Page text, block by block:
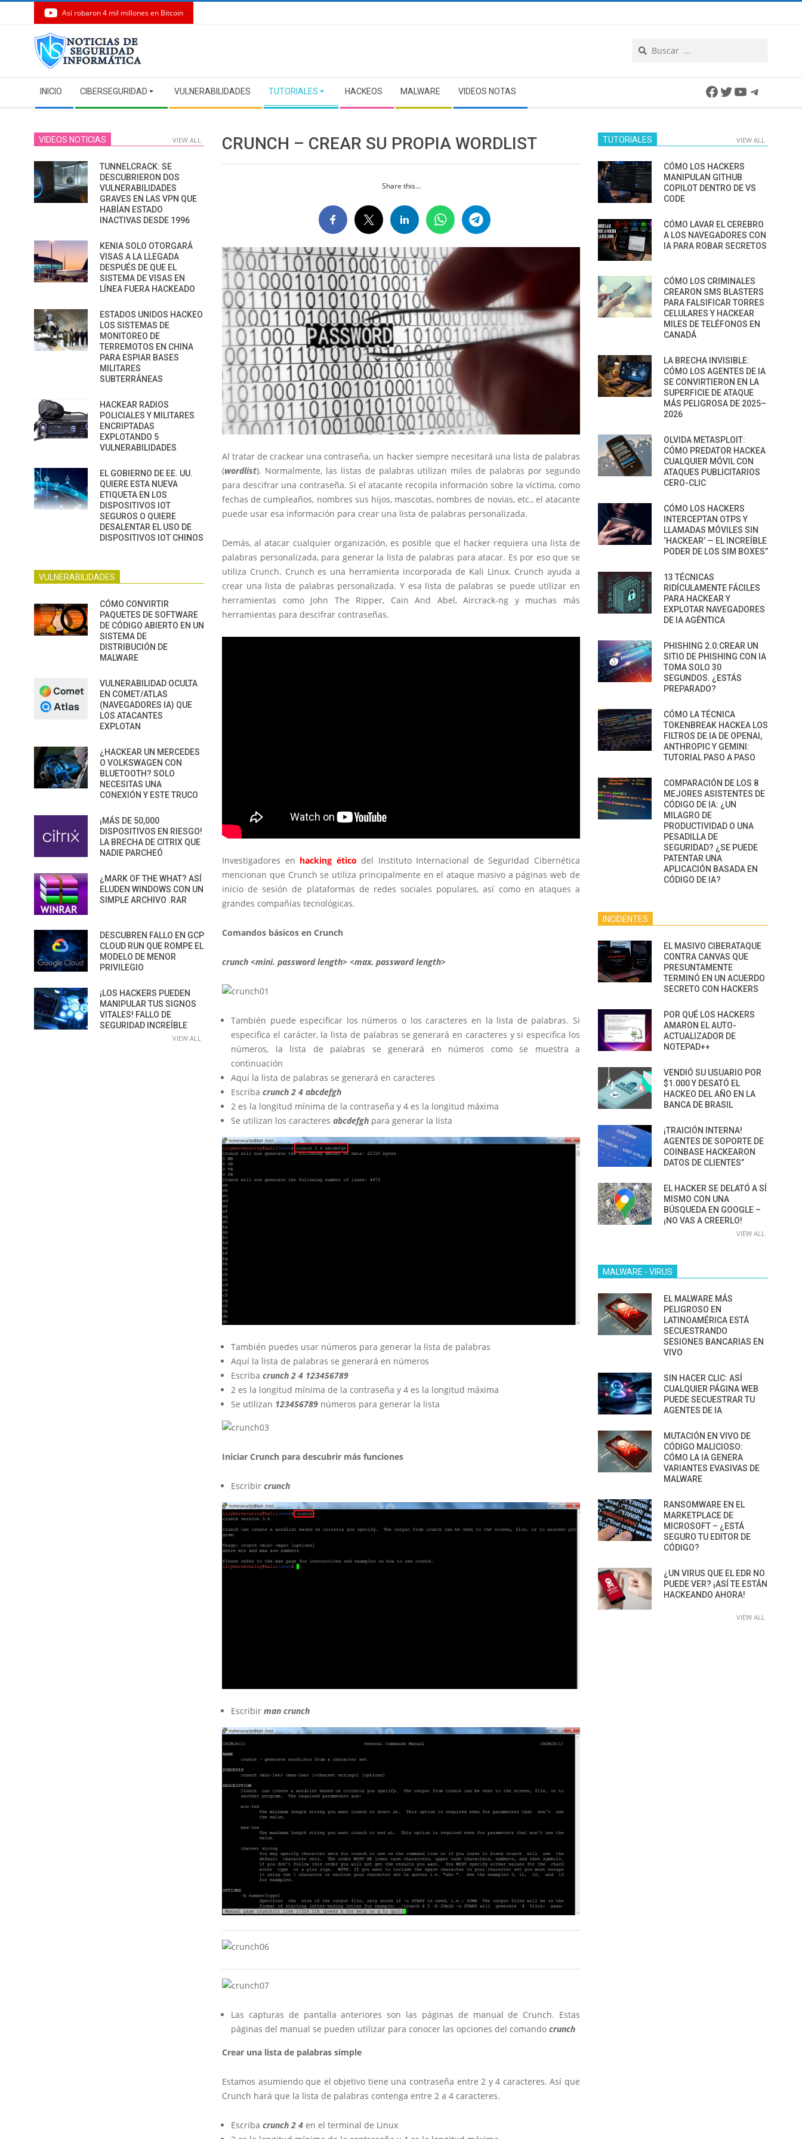
Así robaron 4 mil millones en Bitcoin
Navigation
Menu
INICIO CIBERSEGURIDAD VULNERABILIDADES TUTORIALES HACKEOS MALWARE VIDEOS NOTAS Facebook
Twitter
YouTube
CRUNCH – CREAR SU PROPIA WORDLIST
Share this...
Al tratar de crackear una contraseña, un hacker siempre necesitará una lista de palabras
(wordlist). Normalmente, las listas de palabras utilizan miles de palabras por segundo
para descifrar una contraseña. Si el atacante recopila información sobre la víctima, como
fechas de cumpleaños, nombres sus hijos, mascotas, nombres de novias, etc., el atacante
puede usar esa información para crear una lista de palabras personalizada.
Demás, al atacar cualquier organización, es posible que el hacker requiera una lista de
palabras personalizada, para generar la lista de palabras para atacar. Es por eso que se
utiliza Crunch. Crunch es una herramienta incorporada de Kali Linux. Crunch ayuda a
crear una lista de palabras personalizada. Y esa lista de palabras se puede utilizar en
herramientas como John The Ripper, Cain And Abel, Aircrack-ng y muchas más
herramientas para descifrar contraseñas.
Investigadores en hacking ético del Instituto Internacional de Seguridad Cibernética
mencionan que Crunch se utiliza principalmente en el ataque masivo a páginas web de
inicio de sesión de plataformas de redes sociales populares, así como en ataques a
grandes compañías tecnológicas.
Comandos básicos en Crunch
crunch <mini. password length> <max. password length>
También puede especificar los números o los caracteres en la lista de palabras. Si
especifica el carácter, la lista de palabras se generará en caracteres y si especifica los
números, la lista de palabras se generará en números como se muestra a
continuación
Aquí la lista de palabras se generará en caracteres
Escriba crunch 2 4 abcdefgh
2 es la longitud mínima de la contraseña y 4 es la longitud máxima
Se utilizan los caracteres abcdefgh para generar la lista
También puedes usar números para generar la lista de palabras
Aquí la lista de palabras se generará en números
Escriba crunch 2 4 123456789
2 es la longitud mínima de la contraseña y 4 es la longitud máxima
Se utilizan 123456789 números para generar la lista
Iniciar Crunch para descubrir más funciones
Escribir crunch
Escribir man crunch
Las capturas de pantalla anteriores son las páginas de manual de Crunch. Estas
páginas del manual se pueden utilizar para conocer las opciones del comando crunch
Crear una lista de palabras simple
Estamos asumiendo que el objetivo tiene una contraseña entre 2 y 4 caracteres. Así que
Crunch hará que la lista de palabras contenga entre 2 a 4 caracteres.
Escriba crunch 2 4 en el terminal de Linux
VIDEOS NOTICIAS VIEW ALL
TUNNELCRACK: SE
DESCUBRIERON DOS
VULNERABILIDADES
GRAVES EN LAS VPN QUE
HABÍAN ESTADO
INACTIVAS DESDE 1996
KENIA SOLO OTORGARÁ
VISAS A LA LLEGADA
DESPUÉS DE QUE EL
SISTEMA DE VISAS EN
LÍNEA FUERA HACKEADO
ESTADOS UNIDOS HACKEO
LOS SISTEMAS DE
MONITOREO DE
TERREMOTOS EN CHINA
PARA ESPIAR BASES
MILITARES
SUBTERRÁNEAS
HACKEAR RADIOS
POLICIALES Y MILITARES
ENCRIPTADAS
EXPLOTANDO 5
VULNERABILIDADES
EL GOBIERNO DE EE. UU.
QUIERE ESTA NUEVA
ETIQUETA EN LOS
DISPOSITIVOS IOT
SEGUROS O QUIERE
DESALENTAR EL USO DE
DISPOSITIVOS IOT CHINOS
VULNERABILIDADES
CÓMO CONVIRTIR
PAQUETES DE SOFTWARE
DE CÓDIGO ABIERTO EN UN
SISTEMA DE
DISTRIBUCIÓN DE
MALWARE
VULNERABILIDAD OCULTA
EN COMET/ATLAS
(NAVEGADORES IA) QUE
LOS ATACANTES
EXPLOTAN
¿HACKEAR UN MERCEDES
O VOLKSWAGEN CON
BLUETOOTH? SOLO
NECESITAS UNA
CONEXIÓN Y ESTE TRUCO
¡MÁS DE 50,000
DISPOSITIVOS EN RIESGO!
LA BRECHA DE CITRIX QUE
NADIE PARCHEÓ
¿MARK OF THE WHAT? ASÍ
ELUDEN WINDOWS CON UN
SIMPLE ARCHIVO .RAR
DESCUBREN FALLO EN GCP
CLOUD RUN QUE ROMPE EL
MODELO DE MENOR
PRIVILEGIO
¡LOS HACKERS PUEDEN
MANIPULAR TUS SIGNOS
VITALES! FALLO DE
SEGURIDAD INCREÍBLE
VIEW ALL
TUTORIALES VIEW ALL
CÓMO LOS HACKERS
MANIPULAN GITHUB
COPILOT DENTRO DE VS
CODE
CÓMO LAVAR EL CEREBRO
A LOS NAVEGADORES CON
IA PARA ROBAR SECRETOS
CÓMO LOS CRIMINALES
CREARON SMS BLASTERS
PARA FALSIFICAR TORRES
CELULARES Y HACKEAR
MILES DE TELÉFONOS EN
CANADÁ
LA BRECHA INVISIBLE:
CÓMO LOS AGENTES DE IA
SE CONVIRTIERON EN LA
SUPERFICIE DE ATAQUE
MÁS PELIGROSA DE 2025–
2026
OLVIDA METASPLOIT:
CÓMO PREDATOR HACKEA
CUALQUIER MÓVIL CON
ATAQUES PUBLICITARIOS
CERO-CLIC
CÓMO LOS HACKERS
INTERCEPTAN OTPS Y
LLAMADAS MÓVILES SIN
‘HACKEAR’ — EL INCREÍBLE
PODER DE LOS SIM BOXES”
13 TÉCNICAS
RIDÍCULAMENTE FÁCILES
PARA HACKEAR Y
EXPLOTAR NAVEGADORES
DE IA AGÉNTICA
PHISHING 2.0:CREAR UN
SITIO DE PHISHING CON IA
TOMA SOLO 30
SEGUNDOS. ¿ESTÁS
PREPARADO?
CÓMO LA TÉCNICA
TOKENBREAK HACKEA LOS
FILTROS DE IA DE OPENAI,
ANTHROPIC Y GEMINI:
TUTORIAL PASO A PASO
COMPARACIÓN DE LOS 8
MEJORES ASISTENTES DE
CÓDIGO DE IA: ¿UN
MILAGRO DE
PRODUCTIVIDAD O UNA
PESADILLA DE
SEGURIDAD? ¿SE PUEDE
PATENTAR UNA
APLICACIÓN BASADA EN
CÓDIGO DE IA?
INCIDENTES
EL MASIVO CIBERATAQUE
CONTRA CANVAS QUE
PRESUNTAMENTE
TERMINÓ EN UN ACUERDO
SECRETO CON HACKERS
POR QUÉ LOS HACKERS
AMARON EL AUTO-
ACTUALIZADOR DE
NOTEPAD++
VENDIÓ SU USUARIO POR
$1.000 Y DESATÓ EL
HACKEO DEL AÑO EN LA
BANCA DE BRASIL
¡TRAICIÓN INTERNA!
AGENTES DE SOPORTE DE
COINBASE HACKEARON
DATOS DE CLIENTES”
EL HACKER SE DELATÓ A SÍ
MISMO CON UNA
BÚSQUEDA EN GOOGLE –
¡NO VAS A CREERLO!
VIEW ALL
MALWARE - VIRUS
EL MALWARE MÁS
PELIGROSO EN
LATINOAMÉRICA ESTÁ
SECUESTRANDO
SESIONES BANCARIAS EN
VIVO
SIN HACER CLIC: ASÍ
CUALQUIER PÁGINA WEB
PUEDE SECUESTRAR TU
AGENTES DE IA
MUTACIÓN EN VIVO DE
CÓDIGO MALICIOSO:
CÓMO LA IA GENERA
VARIANTES EVASIVAS DE
MALWARE
RANSOMWARE EN EL
MARKETPLACE DE
MICROSOFT – ¿ESTÁ
SEGURO TU EDITOR DE
CÓDIGO?
¿UN VIRUS QUE EL EDR NO
PUEDE VER? ¡ASÍ TE ESTÁN
HACKEANDO AHORA!
VIEW ALL